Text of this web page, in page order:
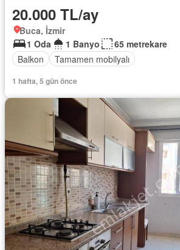
20.000 TL/ay
Buca, İzmir
1 Oda
1 Banyo
65 metrekare
Balkon
Tamamen mobilyalı
1 hafta, 5 gün önce